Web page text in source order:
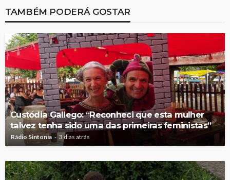
TAMBÉM PODERÁ GOSTAR
Custódia Gallego: “Reconheci que esta mulher
talvez tenha sido uma das primeiras feministas”
Rádio Sintonia 3 dias atrás